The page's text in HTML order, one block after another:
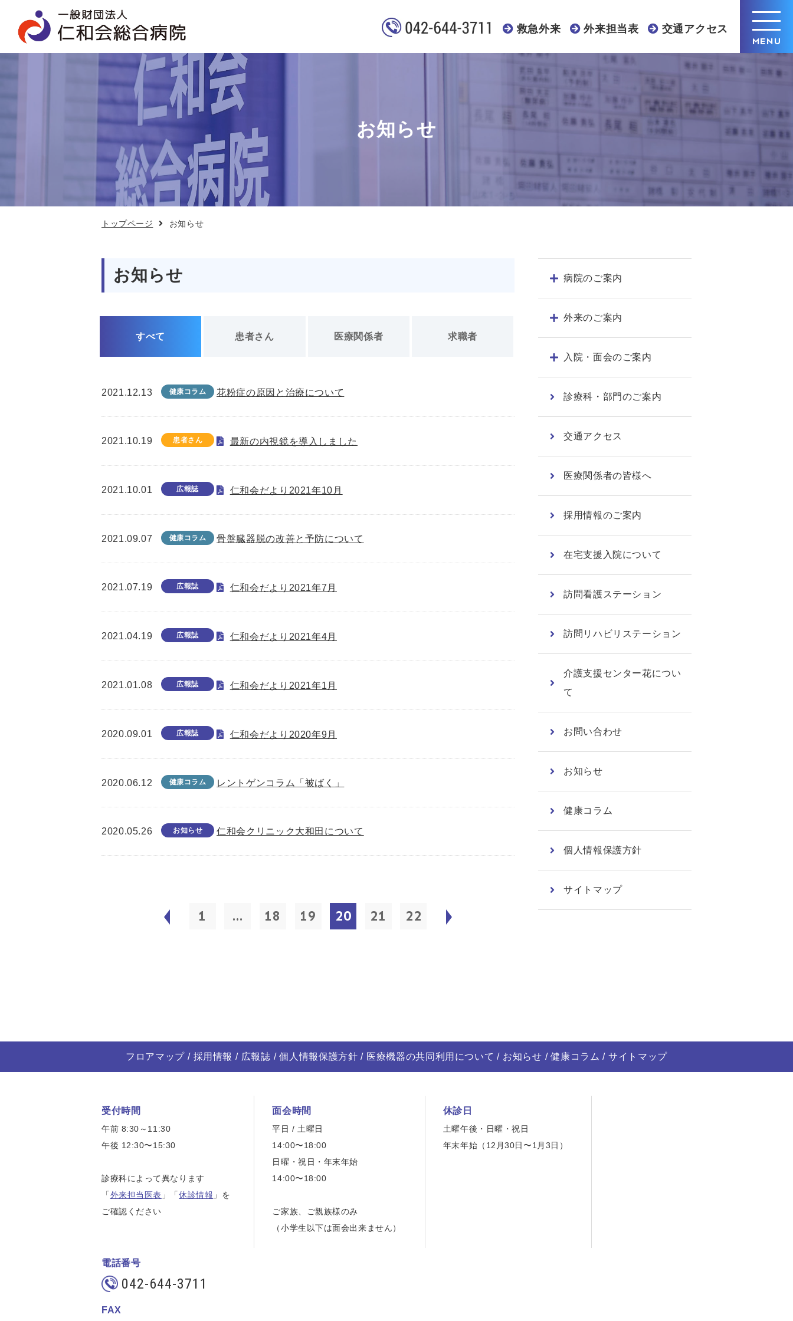
救急外来 外来担当表 交通アクセス
MENU
お知らせ
トップページ お知らせ
お知らせ
すべて 患者さん 医療関係者 求職者
2021.12.13 健康コラム 花粉症の原因と治療について
2021.10.19 患者さん 最新の内視鏡を導入しました
2021.10.01 広報誌 仁和会だより2021年10月
2021.09.07 健康コラム 骨盤臓器脱の改善と予防について
2021.07.19 広報誌 仁和会だより2021年7月
2021.04.19 広報誌 仁和会だより2021年4月
2021.01.08 広報誌 仁和会だより2021年1月
2020.09.01 広報誌 仁和会だより2020年9月
2020.06.12 健康コラム レントゲンコラム「被ばく」
2020.05.26 お知らせ 仁和会クリニック大和田について
1 ... 18 19 20 21 22
病院のご案内
外来のご案内
入院・面会のご案内
診療科・部門のご案内
交通アクセス
医療関係者の皆様へ
採用情報のご案内
在宅支援入院について
訪問看護ステーション
訪問リハビリステーション
介護支援センター花につい
て
お問い合わせ
お知らせ
健康コラム
個人情報保護方針
サイトマップ
フロアマップ 採用情報 広報誌 個人情報保護方針 医療機器の共同利用について お知らせ 健康コラム サイトマップ
受付時間
午前 8:30～11:30
午後 12:30〜15:30
診療科によって異なります
「外来担当医表 」「休診情報 」を
ご確認ください
面会時間
平日 / 土曜日
14:00〜18:00
日曜・祝日・年末年始
14:00〜18:00
ご家族、ご親族様のみ
（小学生以下は面会出来ません）
休診日
土曜午後・日曜・祝日
年末年始（12月30日〜1月3日）
電話番号
042-644-3711
FAX